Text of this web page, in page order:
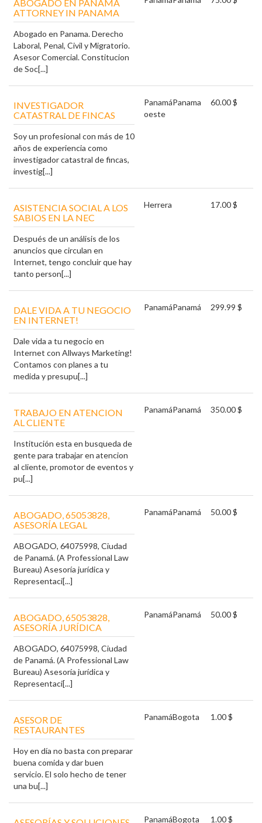
ABOGADO EN PANAMA
ATTORNEY IN PANAMA
Abogado en Panama. Derecho
Laboral, Penal, Civil y Migratorio.
Asesor Comercial. Constitucion
de Soc[...]
INVESTIGADOR
CATASTRAL DE FINCAS
Soy un profesional con más de 10
años de experiencia como
investigador catastral de fincas,
investig[...]
PanamáPanama
oeste
60.00 $
ASISTENCIA SOCIAL A LOS
SABIOS EN LA NEC
Después de un análisis de los
anuncios que circulan en
Internet, tengo concluir que hay
tanto person[...]
Herrera 17.00 $
DALE VIDA A TU NEGOCIO
EN INTERNET!
Dale vida a tu negocio en
Internet con Allways Marketing!
Contamos con planes a tu
medida y presupu[...]
PanamáPanamá 299.99 $
TRABAJO EN ATENCION
AL CLIENTE
Institución esta en busqueda de
gente para trabajar en atencion
al cliente, promotor de eventos y
pu[...]
PanamáPanamá 350.00 $
ABOGADO, 65053828,
ASESORÍA LEGAL
ABOGADO, 64075998, Ciudad
de Panamá. (A Professional Law
Bureau) Asesoría jurídica y
Representaci[...]
PanamáPanamá 50.00 $
ABOGADO, 65053828,
ASESORÍA JURÍDICA
ABOGADO, 64075998, Ciudad
de Panamá. (A Professional Law
Bureau) Asesoría jurídica y
Representaci[...]
PanamáPanamá 50.00 $
ASESOR DE
RESTAURANTES
Hoy en día no basta con preparar
buena comida y dar buen
servicio. El solo hecho de tener
una bu[...]
PanamáBogota 1.00 $
PanamáBogota 1.00 $